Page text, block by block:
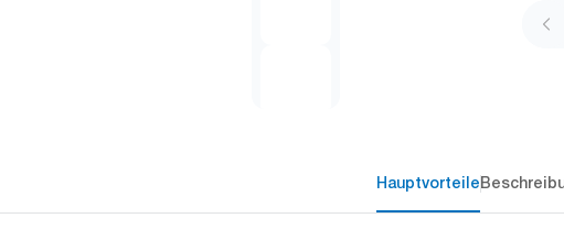
Hauptvorteile